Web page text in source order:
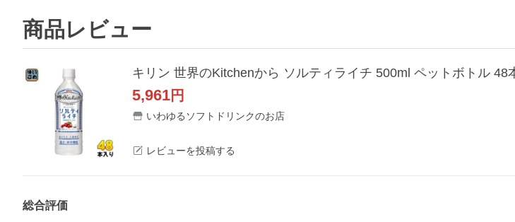
商品レビュー
キリン 世界のKitchenから ソルティライチ 500ml ペットボトル
5,961円
いわゆるソフトドリンクのお店
レビューを投稿する
総合評価